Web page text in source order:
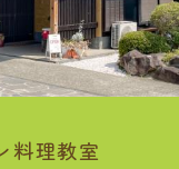
料理教室